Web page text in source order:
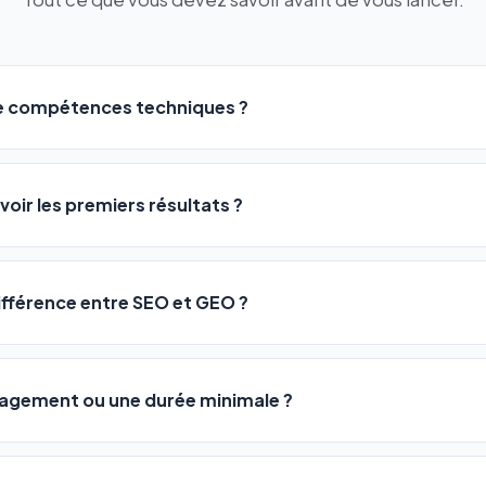
compétences techniques ?
a été conçu pour être accessible àtous les profils:
votre activité, et le logiciel gère tout en automatique
les premiers résultats ?
observent une amélioration de leur positionnement en4
entre SEO et GEO ?
vous positionne sur les moteurs classiques :
citent comme référence dans leurs réponses. Notre
ou une durée minimale ?
nos packs sont résiliables à tout moment, directement